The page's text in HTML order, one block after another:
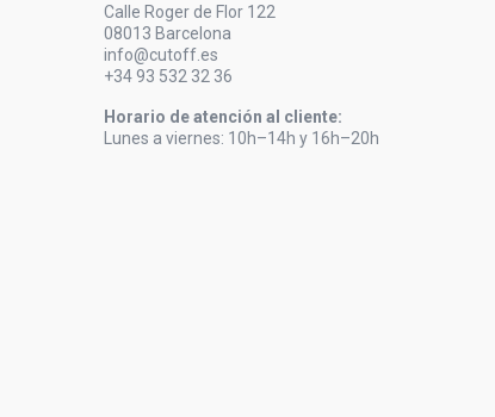
Calle Roger de Flor 122
08013 Barcelona
info@cutoff.es
+34 93 532 32 36
Horario de atención al cliente:
Lunes a viernes: 10h–14h y 16h–20h